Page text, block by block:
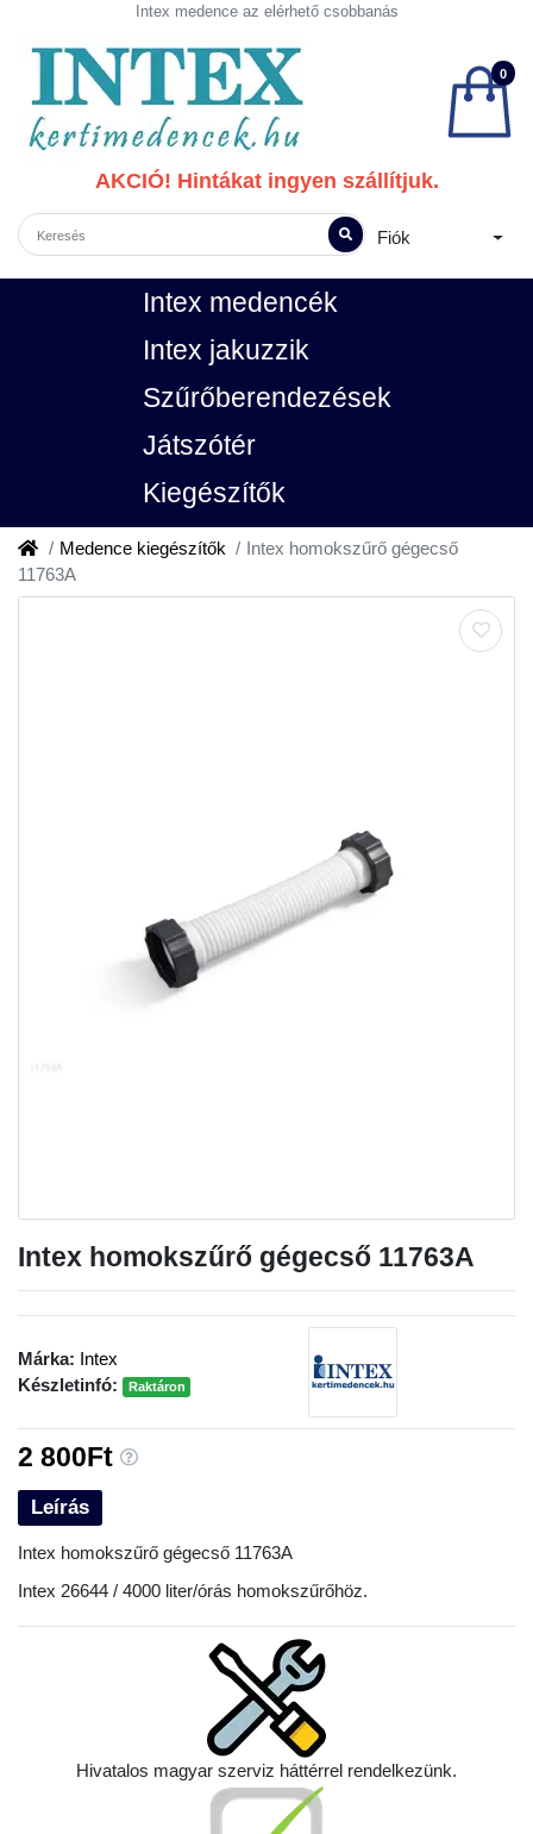
Intex medence az elérhető csobbanás
0
AKCIÓ! Hintákat ingyen szállítjuk.
Fiók
Intex medencék
Intex jakuzzik
Szűrőberendezések
Játszótér
Kiegészítők
Medence kiegészítők
Intex homokszűrő gégecső
11763A
Intex homokszűrő gégecső 11763A
Leírás
Intex homokszűrő gégecső 11763A
Intex 26644 / 4000 liter/órás homokszűrőhöz.
Márka: Intex
Készletinfó:
Raktáron
2 800Ft
Hivatalos magyar szerviz háttérrel rendelkezünk.